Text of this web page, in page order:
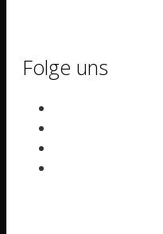
Folge uns